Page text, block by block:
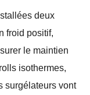
deux
froid positif,
le maintien
isothermes,
surgélateurs vont